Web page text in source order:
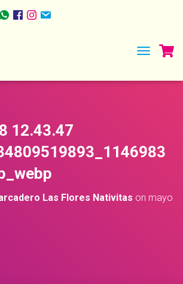
TOGGLE
12.43.47
Las Flores Nativitas on mayo